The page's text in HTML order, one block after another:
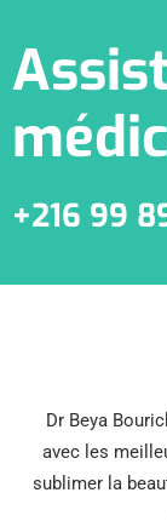
+216 99
Dr Beya
avec les
sublimer la